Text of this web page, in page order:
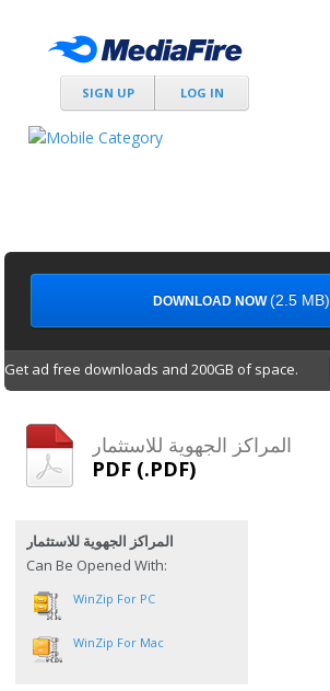
SIGN UP LOG IN
Get ad free downloads and 200GB of space.
المراكز الجهوية للاستثمار
PDF (.PDF)
المراكز الجهوية للاستثمار
Can Be Opened With:
WinZip For PC
WinZip For Mac
DOWNLOAD NOW(2.5 MB)